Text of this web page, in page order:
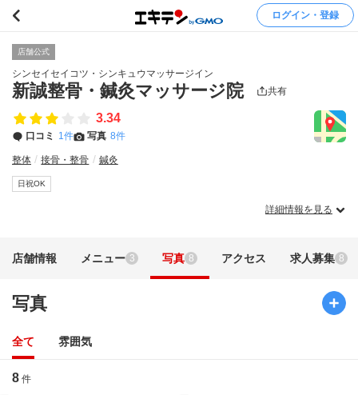
ログイン・登録
店舗公式
シンセイセイコツ・シンキュウマッサージイン
新誠整骨・鍼灸マッサージ院 共有
3.34
口コミ 1件 写真 8件
整体 接骨・整骨 鍼灸
日祝OK
詳細情報を見る
店舗情報 メニュー 3 写真 8 アクセス 求人募集 8
写真
全て 雰囲気
8 件